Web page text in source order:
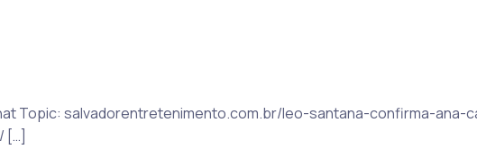
Topic: salvadorentretenimento.com.br/leo-santana-confirma-ana-
[…]